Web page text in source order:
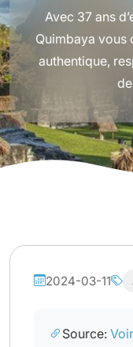
Avec 37 ans
Quimbaya vous
authentique,
2024-03-11
Source: